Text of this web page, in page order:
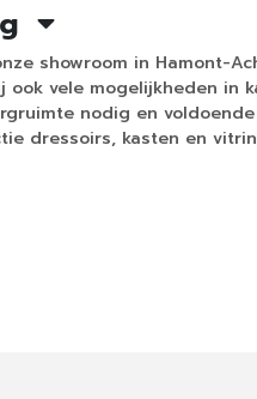
showroom in Hamont-
ook vele mogelijkheden in
nodig en
dressoirs, kasten en